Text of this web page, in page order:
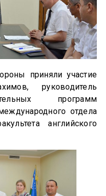
приняли участие
руководитель
программ
отдела
английского